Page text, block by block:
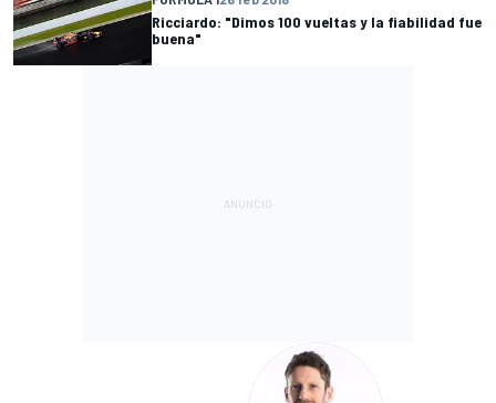
Ricciardo: "Dimos 100 vueltas y la fiabilidad fue
buena"